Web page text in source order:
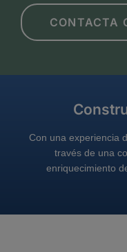
CONTACTA
Con una experiencia
través de una
enriquecimiento